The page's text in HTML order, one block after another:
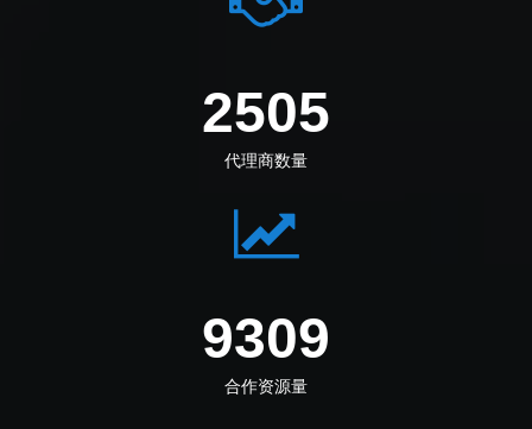
2890
代理商数量
10741
合作资源量